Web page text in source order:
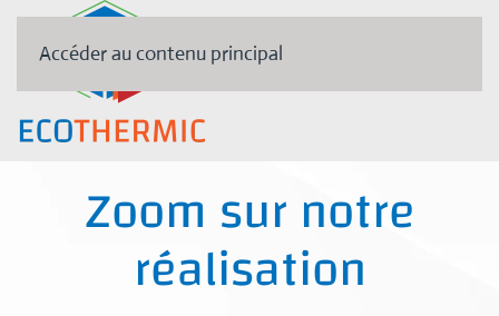
Accéder au contenu principal
Zoom sur notre
réalisation